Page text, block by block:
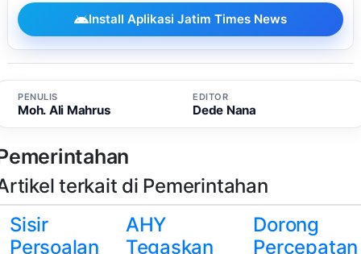
Install Aplikasi Jatim Times News
PENULIS
Moh. Ali Mahrus
EDITOR
Dede Nana
terkait di Pemerintahan
Sisir
Persoalan
AHY
Tegaskan
Dorong
Percepatan